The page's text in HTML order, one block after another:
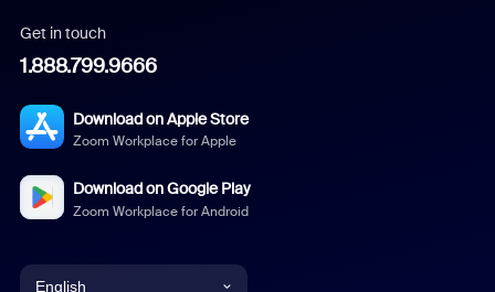
Get in touch
1.888.799.9666
Download on Apple Store
Zoom Workplace for Apple
Download on Google Play
Zoom Workplace for Android
English